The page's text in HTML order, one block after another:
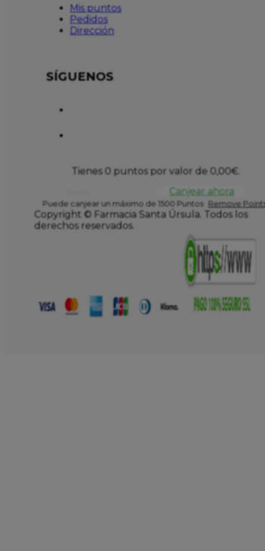
Mis puntos
Pedidos
Dirección
SÍGUENOS
Tienes 0 puntos por valor de 0,00€.
Canjear ahora
Puede canjear un máximo de 1500 Puntos Remove
Copyright © Farmacia Santa Úrsula. Todos los
derechos reservados.